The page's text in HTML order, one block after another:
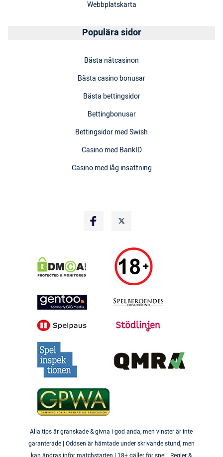
Webbplatskarta
Populära sidor
Bästa nätcasinon
Bästa casino bonusar
Bästa bettingsidor
Bettingbonusar
Bettingsidor med Swish
Casino med BankID
Casino med låg insättning
Alla tips är granskade & givna i god anda, men vinster är inte
garanterade | Oddsen är hämtade under skrivande stund, men